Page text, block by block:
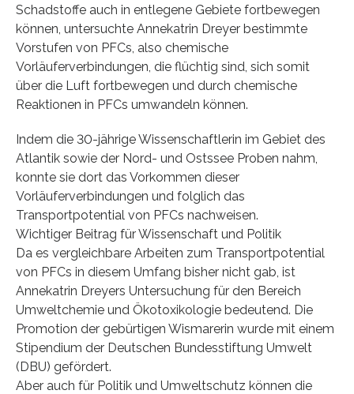
Schadstoffe auch in entlegene Gebiete fortbewegen
können, untersuchte Annekatrin Dreyer bestimmte
Vorstufen von PFCs, also chemische
Vorläuferverbindungen, die flüchtig sind, sich somit
über die Luft fortbewegen und durch chemische
Reaktionen in PFCs umwandeln können.
Indem die 30-jährige Wissenschaftlerin im Gebiet des
Atlantik sowie der Nord- und Ostssee Proben nahm,
konnte sie dort das Vorkommen dieser
Vorläuferverbindungen und folglich das
Transportpotential von PFCs nachweisen.
Wichtiger Beitrag für Wissenschaft und Politik
Da es vergleichbare Arbeiten zum Transportpotential
von PFCs in diesem Umfang bisher nicht gab, ist
Annekatrin Dreyers Untersuchung für den Bereich
Umweltchemie und Ökotoxikologie bedeutend. Die
Promotion der gebürtigen Wismarerin wurde mit einem
Stipendium der Deutschen Bundesstiftung Umwelt
(DBU) gefördert.
Aber auch für Politik und Umweltschutz können die